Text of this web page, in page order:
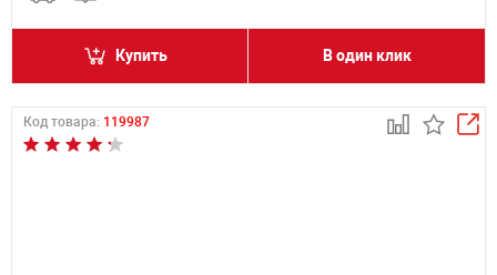
Купить В один клик
Код товара: 119987